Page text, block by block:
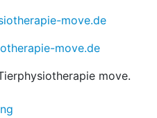
move.de
move.de
move.